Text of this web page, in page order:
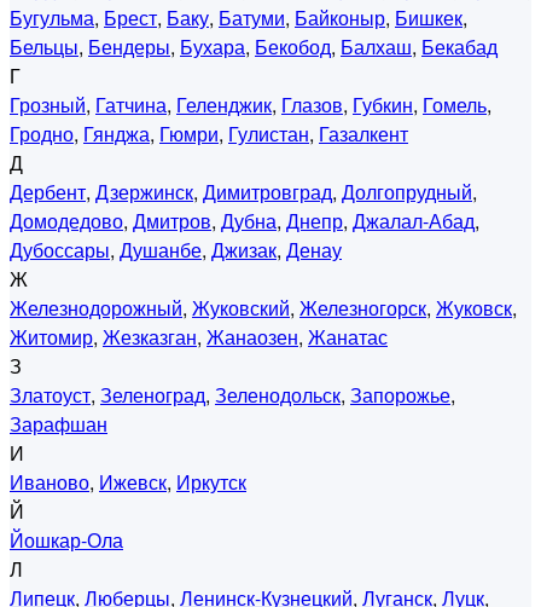
Бугульма, Брест, Баку, Батуми, Байконыр, Бишкек,
Бельцы, Бендеры, Бухара, Бекобод, Балхаш, Бекабад
Г
Грозный, Гатчина, Геленджик, Глазов, Губкин, Гомель,
Гродно, Гянджа, Гюмри, Гулистан, Газалкент
Д
Дербент, Дзержинск, Димитровград, Долгопрудный,
Домодедово, Дмитров, Дубна, Днепр, Джалал-Абад,
Дубоссары, Душанбе, Джизак, Денау
Ж
Железнодорожный, Жуковский, Железногорск, Жуковск,
Житомир, Жезказган, Жанаозен, Жанатас
З
Златоуст, Зеленоград, Зеленодольск, Запорожье,
Зарафшан
И
Иваново, Ижевск, Иркутск
Й
Йошкар-Ола
Л
Липецк, Люберцы, Ленинск-Кузнецкий, Луганск, Луцк,